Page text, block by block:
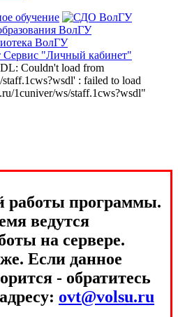
обучение
ВолГУ
ВолГУ
Сервис "Личный кабинет"
Couldn't load from
: failed to load
1cuniver/ws/staff.1cws?wsdl"
работы программы.
ведутся
на сервере.
Если данное
- обратитесь
ovt@volsu.ru